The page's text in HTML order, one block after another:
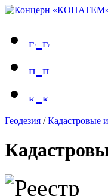
Геодезия /Кадастровые